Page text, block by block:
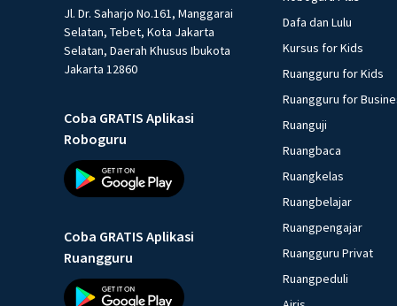
Jl. Dr. Saharjo No.161, Manggarai
Selatan, Tebet, Kota Jakarta
Selatan, Daerah Khusus Ibukota
Jakarta 12860
Coba GRATIS Aplikasi
Roboguru
Coba GRATIS Aplikasi
Ruangguru
Dafa dan Lulu
Kursus for Kids
Ruangguru for Kids
Ruangguru for
Ruanguji
Ruangbaca
Ruangkelas
Ruangbelajar
Ruangpengajar
Ruangguru Privat
Ruangpeduli